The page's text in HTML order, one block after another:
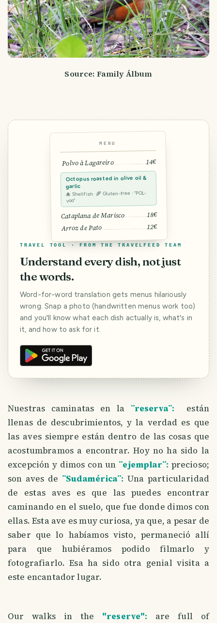
Source: Family Álbum
MENU
Polvo à Lagareiro 14€
Octopus roasted in olive oil &
garlic
🐙 Shellfish · 🌾 Gluten-free · “POL-
voo”
Cataplana de Marisco 18€
Arroz de Pato 12€
TRAVEL TOOL · FROM THE TRAVELFEED TEAM
Understand every dish, not just
the words.
Word-for-word translation gets menus hilariously
wrong. Snap a photo (handwritten menus work too)
and you'll know what each dish actually is, what's in
it, and how to ask for it.
Nuestras caminatas en la ¨reserva¨:
están
llenas de descubrimientos, y la verdad es que
las aves siempre están dentro de las cosas que
acostumbramos a encontrar. Hoy no ha sido la
excepción y dimos con un ¨ejemplar¨: precioso;
son aves de ¨Sudamérica¨:Una particularidad
de estas aves es que las puedes encontrar
caminando en el suelo, que fue donde dimos con
ellas. Esta ave es muy curiosa, ya que, a pesar de
saber que lo habíamos visto, permaneció allí
para que hubiéramos podido filmarlo y
fotografiarlo. Esa ha sido otra genial visita a
este encantador lugar.
Our walks in the "reserve": are full of